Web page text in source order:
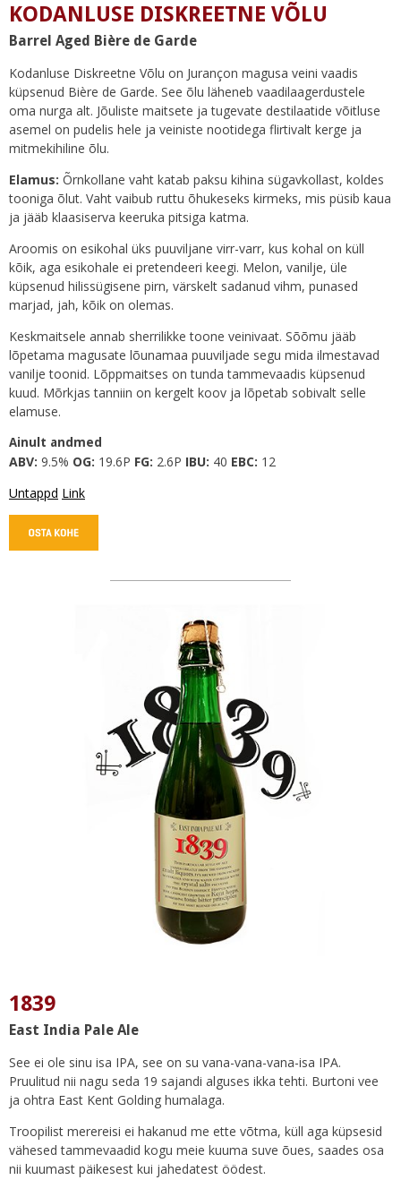
KODANLUSE DISKREETNE VÕLU
Barrel Aged Bière de Garde
Kodanluse Diskreetne Võlu on Jurançon magusa veini vaadis
küpsenud Bière de Garde. See õlu läheneb vaadilaagerdustele
oma nurga alt. Jõuliste maitsete ja tugevate destilaatide võitluse
asemel on pudelis hele ja veiniste nootidega flirtivalt kerge ja
mitmekihiline õlu.
Elamus: Õrnkollane vaht katab paksu kihina sügavkollast, koldes
tooniga õlut. Vaht vaibub ruttu õhukeseks kirmeks, mis püsib kaua
ja jääb klaasiserva keeruka pitsiga katma.
Aroomis on esikohal üks puuviljane virr-varr, kus kohal on küll
kõik, aga esikohale ei pretendeeri keegi. Melon, vanilje, üle
küpsenud hilissügisene pirn, värskelt sadanud vihm, punased
marjad, jah, kõik on olemas.
Keskmaitsele annab sherrilikke toone veinivaat. Sõõmu jääb
lõpetama magusate lõunamaa puuviljade segu mida ilmestavad
vanilje toonid. Lõppmaitses on tunda tammevaadis küpsenud
kuud. Mõrkjas tanniin on kergelt koov ja lõpetab sobivalt selle
elamuse.
Ainult andmed
ABV: 9.5% OG: 19.6P FG: 2.6P IBU: 40 EBC: 12
Untappd Link
1839
East India Pale Ale
See ei ole sinu isa IPA, see on su vana-vana-vana-isa IPA.
Pruulitud nii nagu seda 19 sajandi alguses ikka tehti. Burtoni vee
ja ohtra East Kent Golding humalaga.
Troopilist merereisi ei hakanud me ette võtma, küll aga küpsesid
vähesed tammevaadid kogu meie kuuma suve õues, saades osa
nii kuumast päikesest kui jahedatest öödest.